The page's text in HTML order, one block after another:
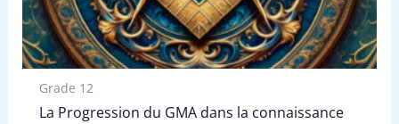
Grade 12
La Progression du GMA dans la connaissance